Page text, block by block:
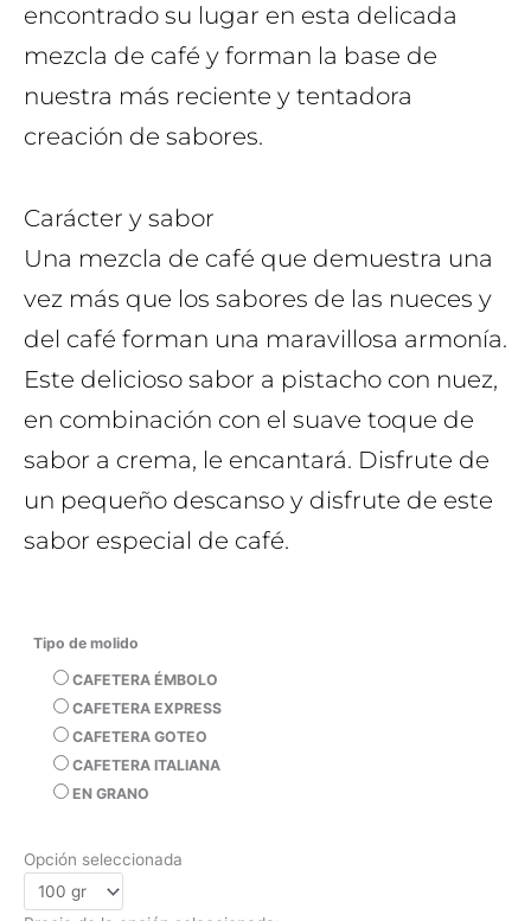
encontrado su lugar en esta delicada
mezcla de café y forman la base de
nuestra más reciente y tentadora
creación de sabores.
Carácter y sabor
Una mezcla de café que demuestra una
vez más que los sabores de las nueces y
del café forman una maravillosa armonía.
Este delicioso sabor a pistacho con nuez,
en combinación con el suave toque de
sabor a crema, le encantará. Disfrute de
un pequeño descanso y disfrute de este
sabor especial de café.
Tipo de molido
CAFETERA ÉMBOLO
CAFETERA EXPRESS
CAFETERA GOTEO
CAFETERA ITALIANA
EN GRANO
Opción seleccionada